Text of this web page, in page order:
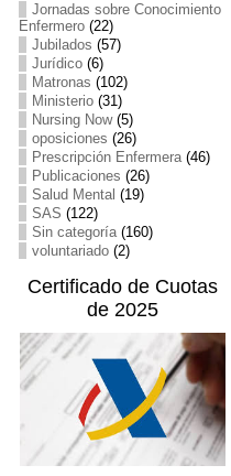
Jornadas sobre Conocimiento
Enfermero(22)
Jubilados (57)
Jurídico(6)
Matronas (102)
Ministerio(31)
Nursing Now(5)
oposiciones (26)
Prescripción Enfermera(46)
Publicaciones (26)
Salud Mental (19)
SAS (122)
Sin categoría(160)
voluntariado(2)
Certificado de Cuotas
de 2025